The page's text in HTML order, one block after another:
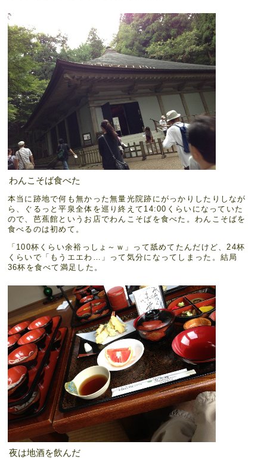
わんこそば食べた
本当に跡地で何も無かった無量光院跡にがっかりしたりしなが
ら、ぐるっと平泉全体を巡り終えて14:00くらいになっていた
ので、芭蕉館というお店でわんこそばを食べた。わんこそばを
食べるのは初めて。
「100杯くらい余裕っしょ～ｗ」って舐めてたんだけど、24杯
くらいで「もうエエわ…」って気分になってしまった。結局
36杯を食べて満足した。
夜は地酒を飲んだ